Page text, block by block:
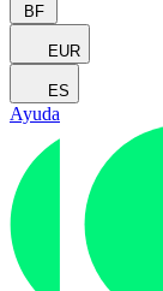
BF
EUR
ES
Ayuda